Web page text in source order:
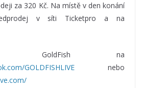
za 320 Kč. Na místě v den konání
v síti Ticketpro a na
na
GOLDFISHLIVE nebo